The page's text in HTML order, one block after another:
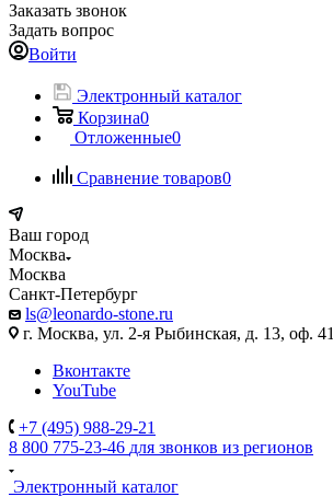
Заказать звонок
Задать вопрос
Войти
Электронный каталог
Корзина0
Отложенные0
Сравнение товаров0
Ваш город
Москва
Москва
Санкт-Петербург
ls@leonardo-stone.ru
г. Москва, ул. 2-я Рыбинская, д. 13, оф.
Вконтакте
YouTube
+7 (495) 988-29-21
8 800 775-23-46 для звонков из регионов
Электронный каталог